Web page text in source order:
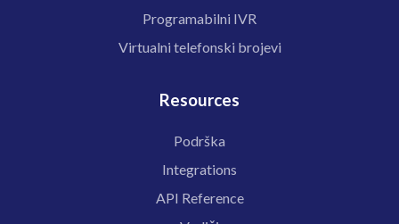
Programabilni IVR
Virtualni telefonski brojevi
Resources
Podrška
Integrations
API Reference